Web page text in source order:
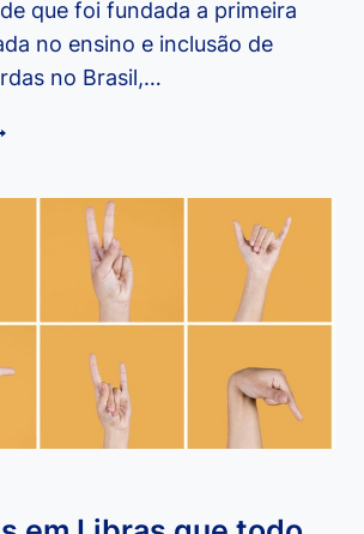
que foi fundada a primeira
no ensino e inclusão de
no Brasil,…